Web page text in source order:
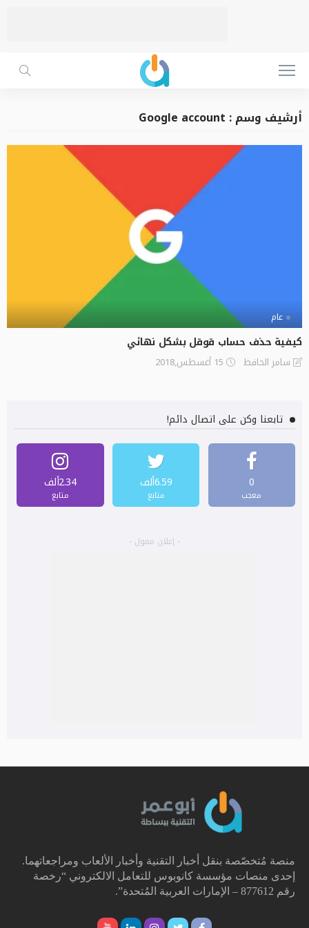
أرشيف وسم : Google account
عام
كيفية حذف حساب قوقل بشكل نهائي
سامر الحافظ 15 أغسطس,2018
تابعنا وكن على اتصال دائم!
0
معجب
6.59ألف
متابع
2.34ألف
متابع
- إعلان ممول -
منصة مُتخصّصة بنقل أخبار التقنية وأخبار الألعاب ومراجعاتهما.
إحدى منصات مؤسسة كانوبوس للتعامل الالكتروني “رخصة
رقم 877612 – الإمارات العربية المُتحدة”.